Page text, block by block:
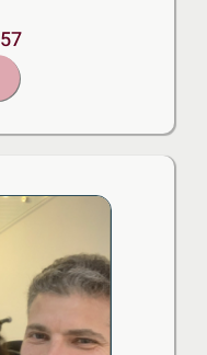
57 דקות